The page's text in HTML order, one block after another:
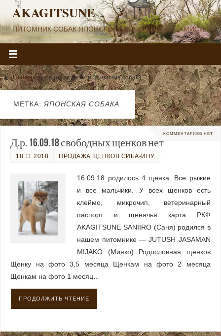
AKAGITSUNE
ПИТОМНИК СОБАК ЯПОНСКИХ ПОРОД СИБА И МАМИСИБА
Главная »Записи с меткой "японская собака."
МЕТКА: ЯПОНСКАЯ СОБАКА.
КОММЕНТАРИЕВ НЕТ
Д.р. 16.09.18 свободных щенков нет
18.11.2018 ПРОДАЖА ЩЕНКОВ СИБА-ИНУ
16.09.18 родилось 4 щенка. Все рыжие
и все мальчики. У всех щенков есть
клеймо, микрочип, ветеринарный
паспорт и щенячья карта РКФ
AKAGITSUNE SANIIRO (Саня) родился в
нашем питомнике — JUTUSH JASAMAN
MIJAKO (Мияко) Родословная щенков
Щенку на фото 3,5 месяца Щенкам на фото 2 месяца
Щенкам на фото 1 месяц…
ПРОДОЛЖИТЬ ЧТЕНИЕ